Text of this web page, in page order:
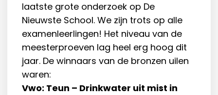
laatste grote onderzoek op De
Nieuwste School. We zijn trots op alle
examenleerlingen! Het niveau van de
meesterproeven lag heel erg hoog dit
jaar. De winnaars van de bronzen uilen
waren:
Vwo: Teun – Drinkwater uit mist in